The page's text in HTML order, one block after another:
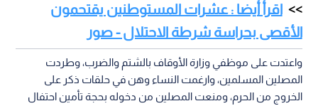
اقرأ أيضا : عشرات المستوطنين يقتحمون
الأقصى بحراسة شرطة الاحتلال - صور
واعتدت على موظفي وزارة الأوقاف بالشتم والضرب، وطردت
المصلين المسلمين، وارغمت النساء وهن في حلقات ذكر على
الخروج من الحرم، ومنعت المصلين من دخوله بحجة تأمين احتفال